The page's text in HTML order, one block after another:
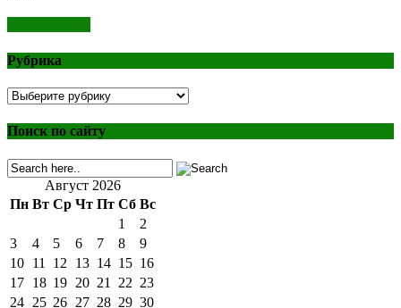
Рубрика
Рубрика
Поиск по сайту
Август 2026
Пн Вт Ср Чт Пт Сб Вс
1
2
3
4 5 6 7 8
9
10 11 12 13 14 15 16
17 18 19 20 21 22 23
24 25 26 27 28 29 30